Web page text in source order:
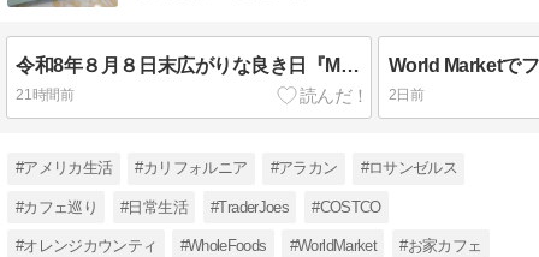
令和8年８月８日末広がりな良き日『My Birthday♪』
21時間前 2日前
#アメリカ生活 #カリフォルニア #アラカン #ロサンゼルス
#カフェ巡り #日常生活 #TraderJoes #COSTCO
#オレンジカウンティ #WholeFoods #WorldMarket #お家カフェ